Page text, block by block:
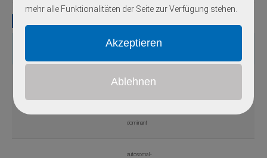
mehr alle Funktionalitäten der Seite zur Verfügung stehen.
Locus Erbgang
GJB2 121011 13q12.11
autosomal-
dominant
1 S, M
autosomal-